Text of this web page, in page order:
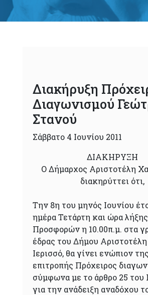
Διακήρυξη
Διαγωνισμού
Στανού
Σάββατο 4 Ιουνίου 2011
ΔΙΑΚΗΡΥΞΗ
Ο Δήμαρχος Αριστοτέλη
διακηρύττει ότι,
Την 8η του μηνός Ιουνίου
ημέρα Τετάρτη και ώρα
Προσφορών η 10.00π.μ. στα
έδρας του Δήμου
Ιερισσό, θα γίνει ενώπιον
επιτροπής Πρόχειρος
σύμφωνα με το άρθρο 25 του
για την ανάδειξη αναδόχου